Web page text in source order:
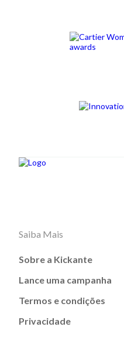
Saiba Mais
Sobre a Kickante
Lance uma campanha
Termos e condições
Privacidade